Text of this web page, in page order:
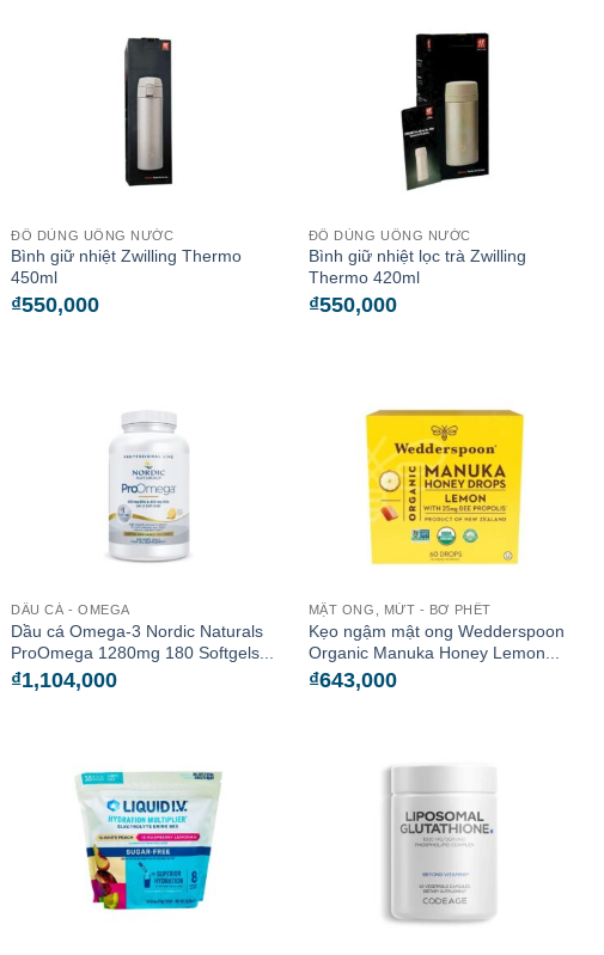
ĐỒ DÙNG UỐNG NƯỚC
Bình giữ nhiệt Zwilling Thermo
450ml
₫550,000
ĐỒ DÙNG UỐNG NƯỚC
Bình giữ nhiệt lọc trà Zwilling
Thermo 420ml
₫550,000
DẦU CÁ - OMEGA
Dầu cá Omega-3 Nordic Naturals
ProOmega 1280mg 180 Softgels...
₫1,104,000
MẬT ONG, MỨT - BƠ PHẾT
Kẹo ngậm mật ong Wedderspoon
Organic Manuka Honey Lemon...
₫643,000